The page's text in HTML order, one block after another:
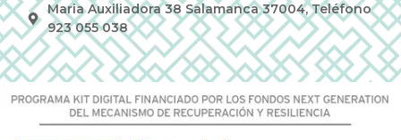
Maria Auxiliadora 38 Salamanca 37004, Teléfono
923 055 038